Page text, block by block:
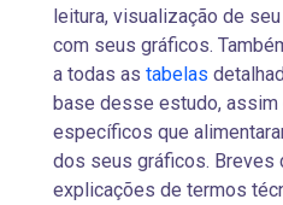
leitura, visualização de
com seus gráficos.
a todas as tabelas
base desse estudo, assim
específicos que
dos seus gráficos. Breves
explicações de termos